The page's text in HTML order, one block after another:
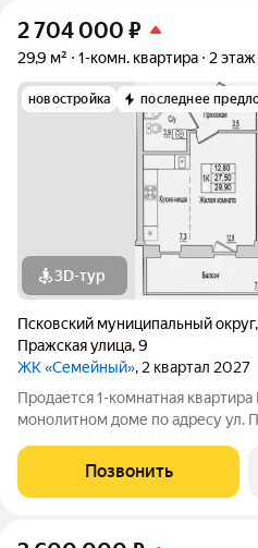
2 704 000 ₽
29,9 м² 1-комн. квартира 2 этаж
новостройка последнее
3D-тур
Псковский муниципальный округ,
Пражская улица,9
ЖК «Семейный», 2 квартал 2027
Продается 1-комнатная
монолитном доме по адресу ул.
семьи мы всегда выбираем
того, чтобы ваши
Позвонить